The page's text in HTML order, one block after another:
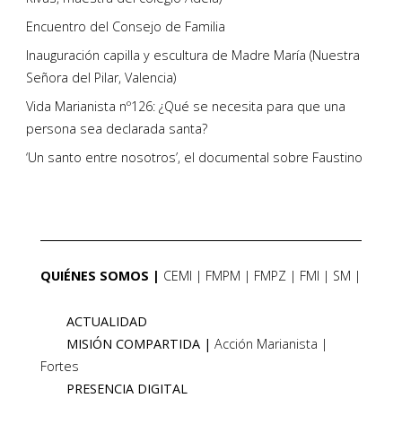
Encuentro del Consejo de Familia
Inauguración capilla y escultura de Madre María (Nuestra
Señora del Pilar, Valencia)
Vida Marianista nº126: ¿Qué se necesita para que una
persona sea declarada santa?
‘Un santo entre nosotros’, el documental sobre Faustino
QUIÉNES SOMOS CEMI FMPM FMPZ FMI SM
ACTUALIDAD
MISIÓN COMPARTIDA
Acción Marianista
Fortes
PRESENCIA DIGITAL